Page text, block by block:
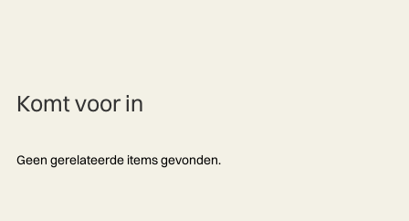
Komt voor in
Geen gerelateerde items gevonden.